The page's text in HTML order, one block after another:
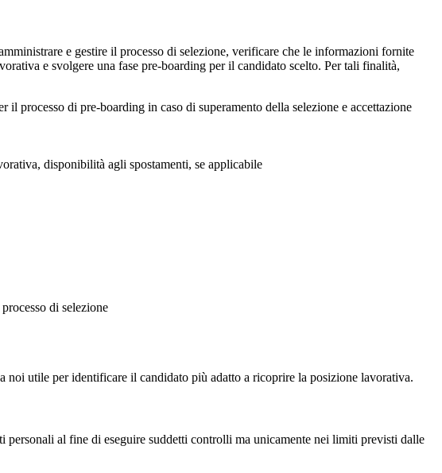
e gestire il processo di selezione, verificare che le informazioni fornite
e svolgere una fase pre-boarding per il candidato scelto. Per tali finalità,
processo di pre-boarding in caso di superamento della selezione e accettazione
disponibilità agli spostamenti, se applicabile
di selezione
noi utile per identificare il candidato più adatto a ricoprire la posizione lavorativa.
al fine di eseguire suddetti controlli ma unicamente nei limiti previsti dalle